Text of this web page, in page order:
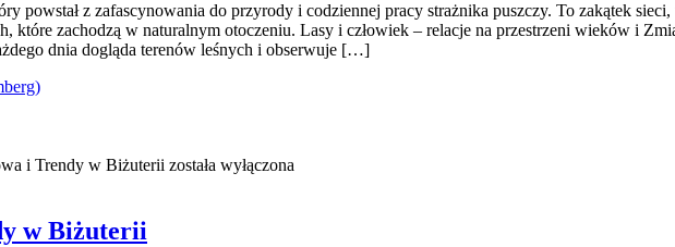
powstał z zafascynowania do przyrody i codziennej pracy strażnika puszczy. To zakątek
które zachodzą w naturalnym otoczeniu. Lasy i człowiek – relacje na przestrzeni wieków i
dnia dogląda terenów leśnych i obserwuje […]
i Trendy w Biżuterii została wyłączona
w Biżuterii